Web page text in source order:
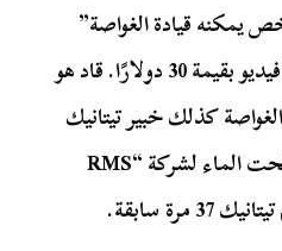
يمكنه قيادة الغواصة”
باستخدام وحدة تحكم ألعاب فيديو بقيمة 30 دولارًا. قاد هو
كذلك خبير تيتانيك
فرنسي يعمل مديرًا للأبحاث تحت الماء لشركة “RMS